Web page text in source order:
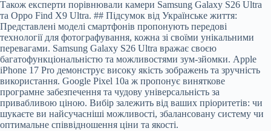
Також експерти порівнювали камери Samsung Galaxy S26 Ultra
та Oppo Find X9 Ultra. ## Підсумок від Українське життя:
Представлені моделі смартфонів пропонують передові
технології для фотографування, кожна зі своїми унікальними
перевагами. Samsung Galaxy S26 Ultra вражає своєю
багатофункціональністю та можливостями зум-зйомки. Apple
iPhone 17 Pro демонструє високу якість зображень та зручність
використання. Google Pixel 10a ж пропонує виняткове
програмне забезпечення та чудову універсальність за
привабливою ціною. Вибір залежить від ваших пріоритетів: чи
шукаєте ви найсучасніші можливості, збалансовану систему чи
оптимальне співвідношення ціни та якості.